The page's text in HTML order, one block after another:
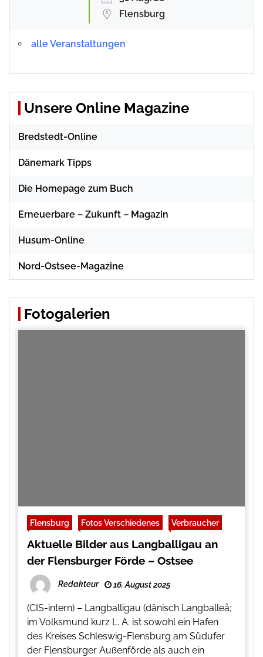
Flensburg
alle Veranstaltungen
Unsere Online Magazine
Bredstedt-Online
Dänemark Tipps
Die Homepage zum Buch
Erneuerbare – Zukunft – Magazin
Husum-Online
Nord-Ostsee-Magazine
Fotogalerien
Flensburg Fotos Verschiedenes Verbraucher
Aktuelle Bilder aus Langballigau an
der Flensburger Förde – Ostsee
Redakteur 16. August 2025
(CIS-intern) – Langballigau (dänisch Langballeå;
im Volksmund kurz L. A. ist sowohl ein Hafen
des Kreises Schleswig-Flensburg am Südufer
der Flensburger Außenförde als auch ein